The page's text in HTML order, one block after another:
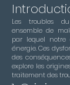
Les troubles
ensemble de
par lequel notre
énergie. Ces
des
explore les
traitement des